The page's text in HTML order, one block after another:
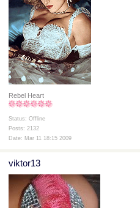
Rebel Heart
Status: Offline
Posts: 2132
Date: Mar 11 18:15 2009
viktor13